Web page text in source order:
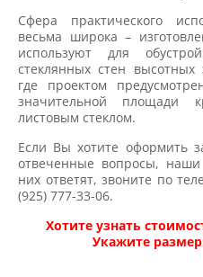
Сфера практического
весьма широка –
используют для
стеклянных стен высотных
где проектом
значительной площади
листовым стеклом.
Если Вы хотите оформить
отвеченные вопросы,
них ответят, звоните по
(925) 777-33-06.
Хотите узнать
Укажите